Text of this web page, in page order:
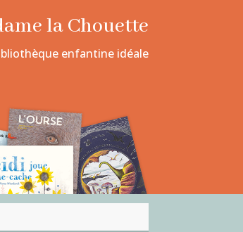
la Chouette
enfantine idéale